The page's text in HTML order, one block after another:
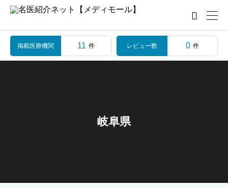

掲載医療機関 11 件 レビュー数 0 件
岐阜県